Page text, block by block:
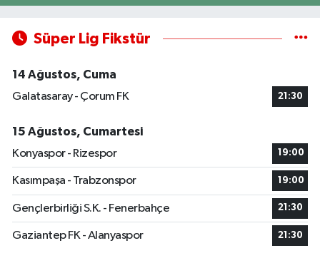
Süper Lig Fikstür
14 Ağustos, Cuma
Galatasaray - Çorum FK
21:30
15 Ağustos, Cumartesi
Konyaspor - Rizespor
19:00
Kasımpaşa - Trabzonspor 19:00
Gençlerbirliği S.K. - Fenerbahçe 21:30
Gaziantep FK - Alanyaspor 21:30